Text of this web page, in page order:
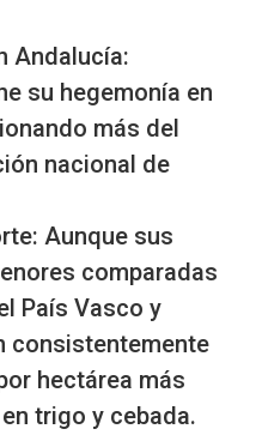
Andalucía:
su hegemonía en
más del
nacional de
Aunque sus
comparadas
País Vasco y
consistentemente
hectárea más
trigo y cebada.